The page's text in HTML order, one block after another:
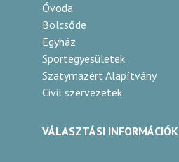
Óvoda
Bölcsőde
Egyház
Sportegyesületek
Szatymazért Alapítvány
Civil szervezetek
VÁLASZTÁSI INFORMÁCIÓK